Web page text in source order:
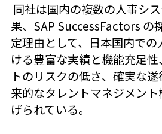
同社は国内の複数の人事シ
果、SAP SuccessFactors の
定理由として、日本国内で
ける豊富な実績と機能充足
トのリスクの低さ、確実な
来的なタレントマネジメン
げられている。